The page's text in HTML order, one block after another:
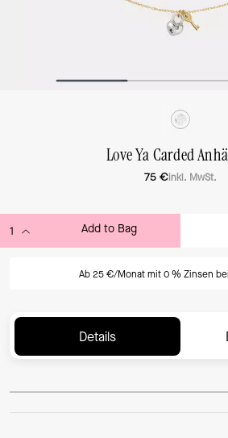
Love Ya Carded
75 €inkl. MwSt.
Add to Bag
Ab 25 €/Monat mit 0 % Zinsen bei
Details